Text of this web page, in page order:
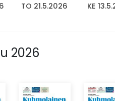
TO 21.5.2026 KE
2026